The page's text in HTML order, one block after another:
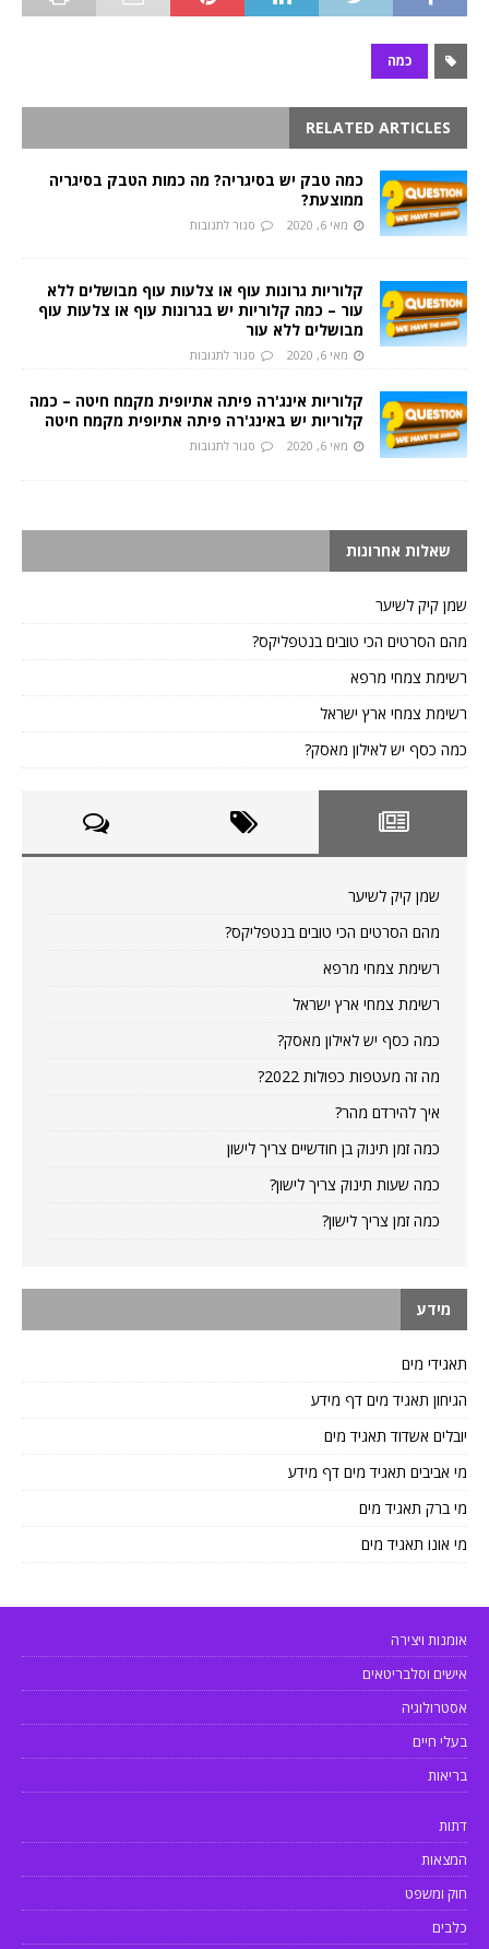
כמה
RELATED ARTICLES
כמה טבק יש בסיגריה? מה כמות הטבק בסיגריה
ממוצעת?
מאי 6, 2020 סגור לתגובות
קלוריות גרונות עוף או צלעות עוף מבושלים ללא
עור – כמה קלוריות יש בגרונות עוף או צלעות עוף
מבושלים ללא עור
מאי 6, 2020 סגור לתגובות
קלוריות אינג'רה פיתה אתיופית מקמח חיטה – כמה
קלוריות יש באינג'רה פיתה אתיופית מקמח חיטה
מאי 6, 2020 סגור לתגובות
שאלות אחרונות
שמן קיק לשיער
מהם הסרטים הכי טובים בנטפליקס?
רשימת צמחי מרפא
רשימת צמחי ארץ ישראל
כמה כסף יש לאילון מאסק?
שמן קיק לשיער
מהם הסרטים הכי טובים בנטפליקס?
רשימת צמחי מרפא
רשימת צמחי ארץ ישראל
כמה כסף יש לאילון מאסק?
מה זה מעטפות כפולות 2022?
איך להירדם מהר?
כמה זמן תינוק בן חודשיים צריך לישון
כמה שעות תינוק צריך לישון?
כמה זמן צריך לישון?
מידע
תאגידי מים
הגיחון תאגיד מים דף מידע
יובלים אשדוד תאגיד מים
מי אביבים תאגיד מים דף מידע
מי ברק תאגיד מים
מי אונו תאגיד מים
אומנות ויצירה
אישים וסלבריטאים
אסטרולוגיה
בעלי חיים
בריאות
דתות
המצאות
חוק ומשפט
כלבים